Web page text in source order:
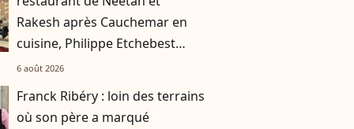
Rakesh après Cauchemar en
cuisine, Philippe Etchebest
pensait les avoir sauvés
6 août 2026
Franck Ribéry : loin des terrains
où son père a marqué